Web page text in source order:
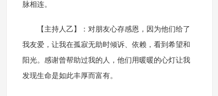
脉相连。
【主持人乙】：对朋友心存感恩，因为他们给了
我友爱，让我在孤寂无助时倾诉、依赖，看到希望和
阳光。感谢曾帮助过我的人，他们用暖暖的心灯让我
发现生命是如此丰厚而富有。